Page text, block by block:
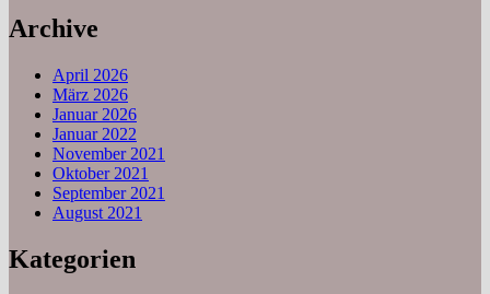
Archive
April 2026
März 2026
Januar 2026
Januar 2022
November 2021
Oktober 2021
September 2021
August 2021
Kategorien